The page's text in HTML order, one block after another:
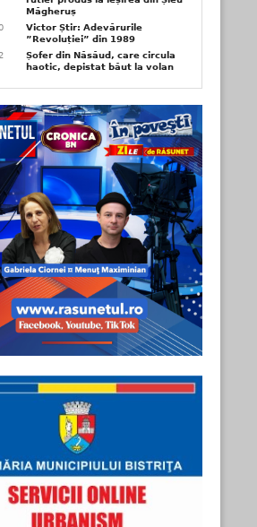
Măgheruș
Victor Știr: Adevărurile
”Revoluției” din 1989
Șofer din Năsăud, care circula
haotic, depistat băut la volan